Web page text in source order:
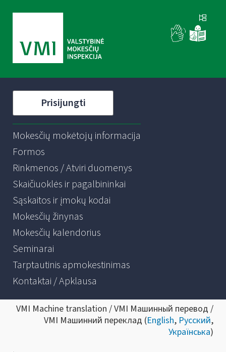
Prisijungti
Mokesčių mokėtojų informacija
Formos
Rinkmenos / Atviri duomenys
Skaičiuoklės ir pagalbininkai
Sąskaitos ir įmokų kodai
Mokesčių žinynas
Mokesčių kalendorius
Seminarai
Tarptautinis apmokestinimas
Kontaktai / Apklausa
VMI Machine translation / VMI Машинный перевод /
VMI Машинний переклад (English, Русский,
Українська)